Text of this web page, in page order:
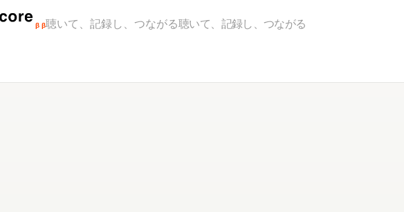
β β聴いて、記録し、つながる聴いて、記録し、つながる